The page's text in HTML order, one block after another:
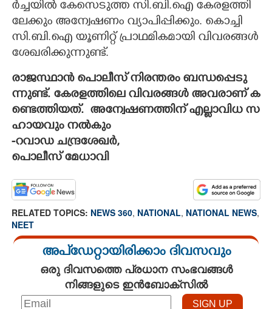
ർ​ച്ച​യി​ൽ​ ​കേ​സെ​ടു​ത്ത​ ​സി.​ബി.​ഐ​ ​കേ​ര​ള​ത്തി​
ലേ​ക്കും​ ​അ​ന്വേ​ഷ​ണം​ ​വ്യാ​പി​പ്പി​ക്കും.​ ​കൊ​ച്ചി​ ​
സി.​ബി.​ഐ​ ​യൂ​ണി​റ്റ് ​പ്രാ​ഥ​മി​ക​മാ​യി​ ​വി​വ​ര​ങ്ങ​ൾ​
​ശേ​ഖ​രി​ക്കു​ന്നു​ണ്ട്.​ ​
രാ​ജ​സ്ഥാ​ൻ​ ​പൊ​ലീ​സ് ​നി​ര​ന്ത​രം​ ​ബ​ന്ധ​പ്പെ​ടു​
ന്നു​ണ്ട്.​ ​കേ​ര​ള​ത്തി​ലെ​ ​വി​വ​ര​ങ്ങ​ൾ​ ​അ​വ​രാ​ണ് ​ക​
ണ്ടെ​ത്തി​യ​ത്.​ ​​ ​അ​ന്വേ​ഷ​ണ​ത്തി​ന് ​എ​ല്ലാ​വി​ധ​ ​സ​
ഹാ​യ​വും​ ​ന​ൽ​കും​
-​റ​വാ​ഡ​ ​ച​ന്ദ്ര​ശേ​ഖർ,
പൊ​ലീ​സ് ​മേ​ധാ​വി
RELATED TOPICS: NEWS 360, NATIONAL, NATIONAL NEWS,
NEET
അപ്ഡേറ്റായിരിക്കാം ദിവസവും
ഒരു ദിവസത്തെ പ്രധാന സംഭവങ്ങൾ
നിങ്ങളുടെ ഇൻബോക്സിൽ